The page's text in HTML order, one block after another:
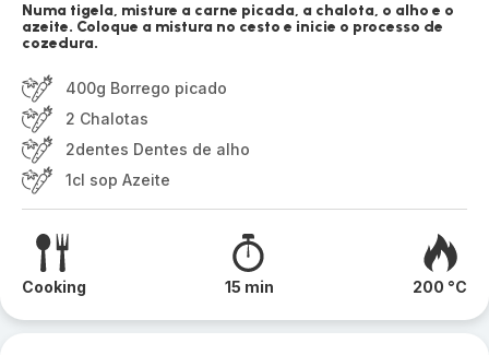
Numa tigela, misture a carne picada, a chalota, o alho e o
azeite. Coloque a mistura no cesto e inicie o processo de
cozedura.
400g Borrego picado
2 Chalotas
2dentes Dentes de alho
1cl sop Azeite
Cooking 15 min 200 °C